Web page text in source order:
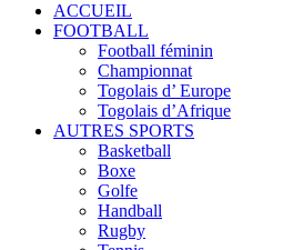
ACCUEIL
FOOTBALL
Football féminin
Championnat
Togolais d’ Europe
Togolais d’Afrique
AUTRES SPORTS
Basketball
Boxe
Golfe
Handball
Rugby